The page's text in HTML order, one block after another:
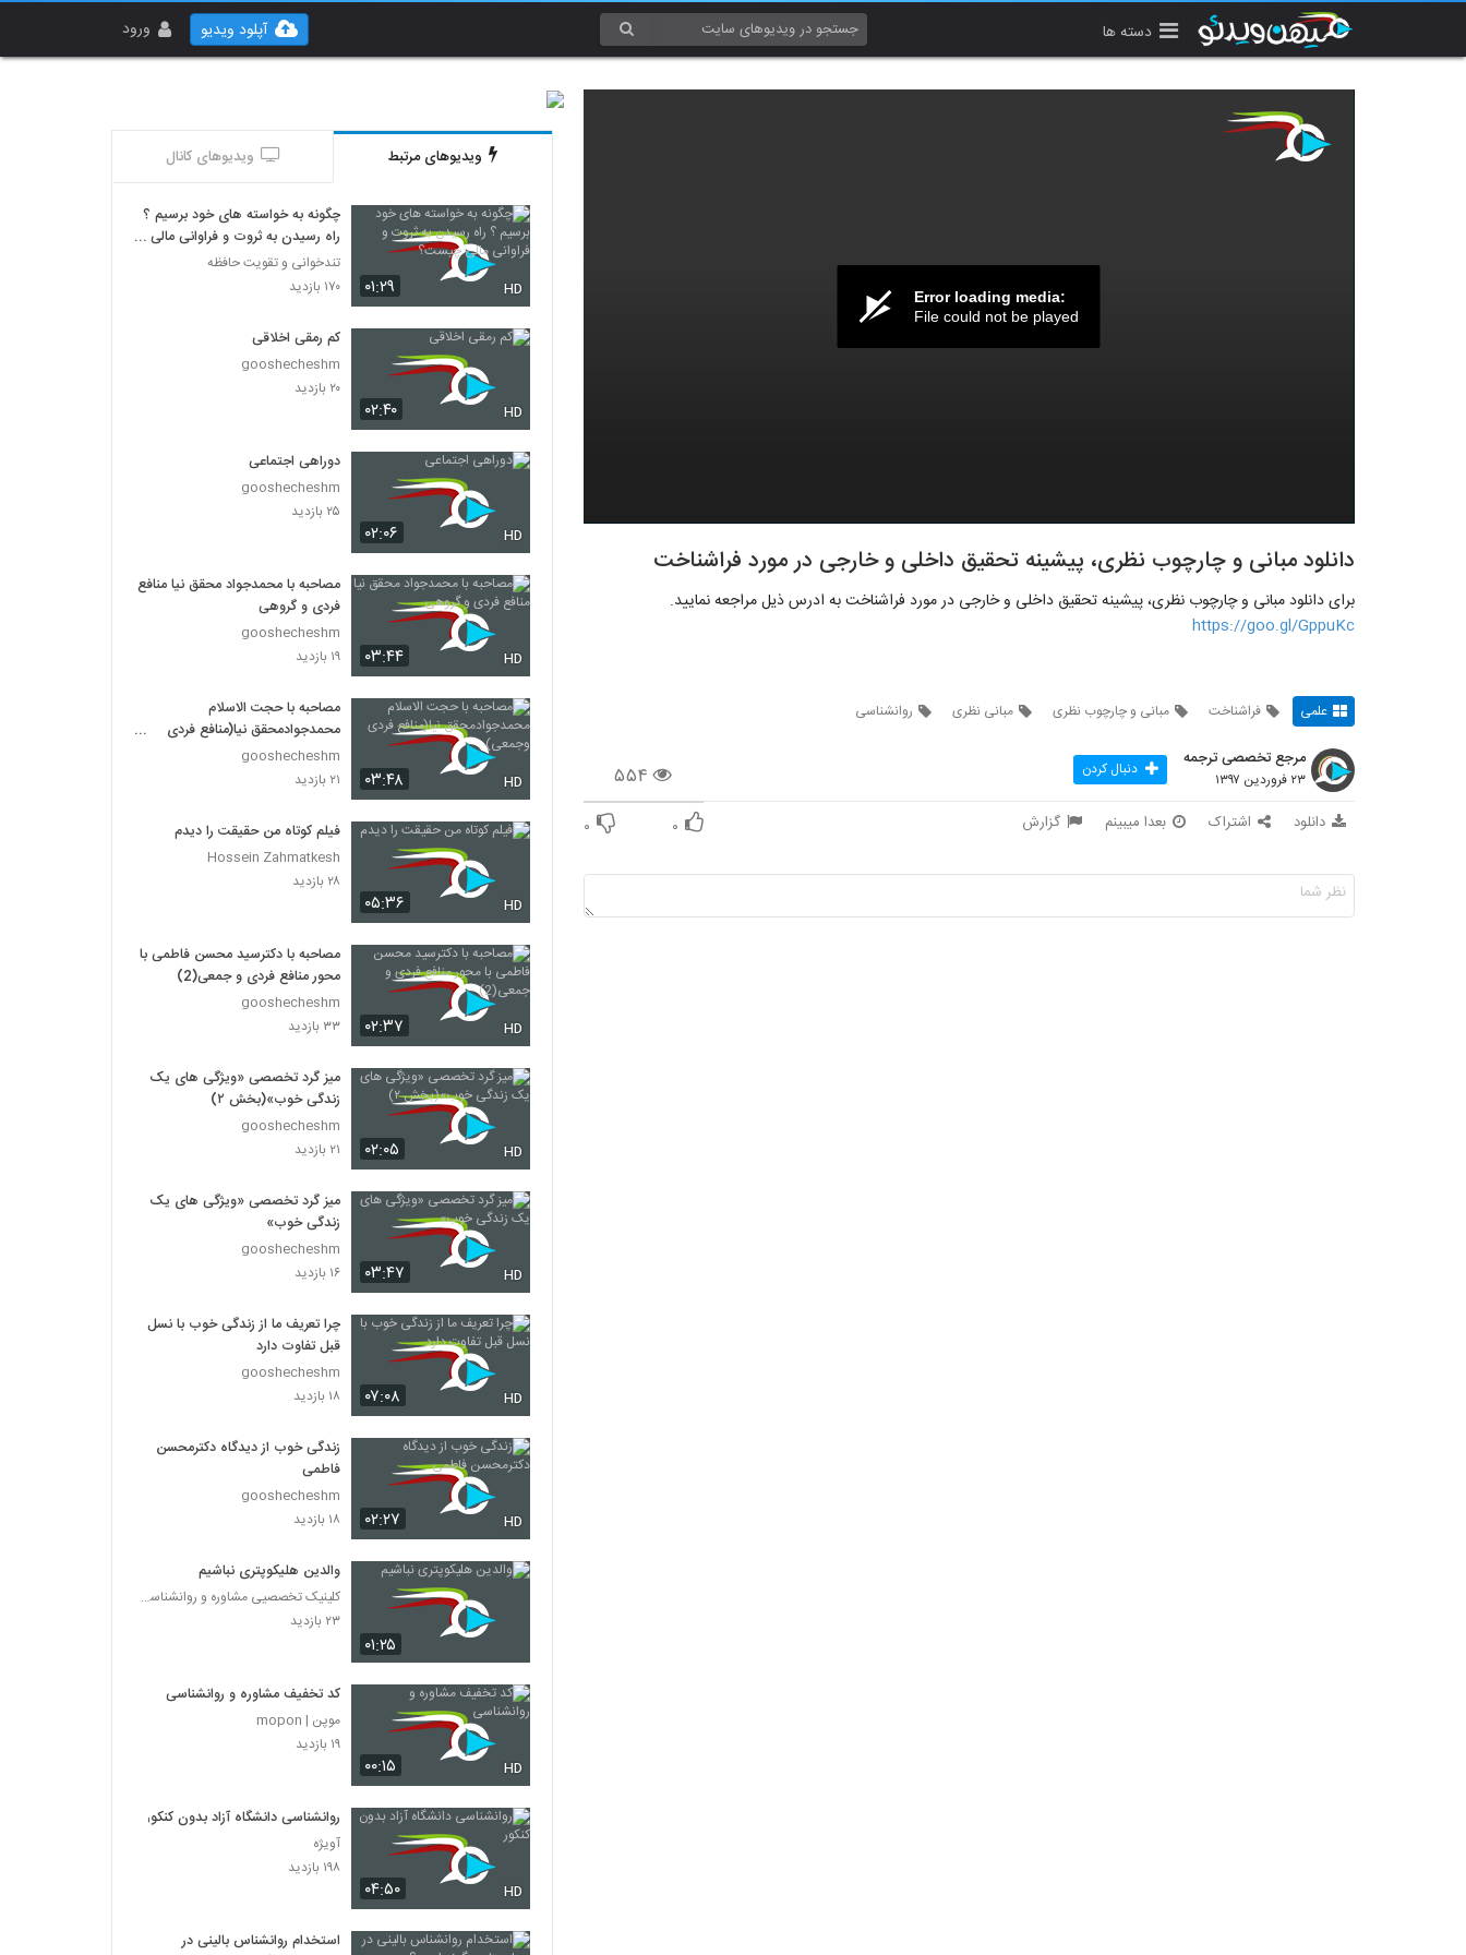
دسته ها ورود آپلود ویدیو
Error loading media:
File could not be played
دانلود مبانی و چارچوب نظری، پیشینه تحقیق داخلی و خارجی در مورد فراشناخت
برای دانلود مبانی و چارچوب نظری، پیشینه تحقیق داخلی و خارجی در مورد فراشناخت به ادرس ذیل مراجعه نمایید.
https://goo.gl/GppuKc
علمی فراشناخت مبانی و چارچوب نظری مبانی نظری روانشناسی
۵۵۴
مرجع تخصصی ترجمه
۲۳ فروردین ۱۳۹۷ دنبال کردن
دانلود اشتراک بعدا میبینم گزارش ۰ ۰
ویدیوهای مرتبط ویدیوهای کانال
۰۱:۲۹ HD
چگونه به خواسته های خود برسیم ؟
راه رسیدن به ثروت و فراوانی مالی
چیست؟
تندخوانی و تقویت حافظه
۱۷۰ بازدید
۰۲:۴۰ HD
کم رمقی اخلاقی
gooshecheshm
۲۰ بازدید
۰۲:۰۶ HD
دوراهی اجتماعی
gooshecheshm
۲۵ بازدید
۰۳:۴۴ HD
مصاحبه با محمدجواد محقق نیا منافع
فردی و گروهی
gooshecheshm
۱۹ بازدید
۰۳:۴۸ HD
مصاحبه با حجت الاسلام
محمدجوادمحقق نیا(منافع فردی
وجمعی)
gooshecheshm
۲۱ بازدید
۰۵:۳۶ HD
فیلم کوتاه من حقیقت را دیدم
Hossein Zahmatkesh
۲۸ بازدید
۰۲:۳۷ HD
مصاحبه با دکترسید محسن فاطمی با
محور منافع فردی و جمعی(2)
gooshecheshm
۳۳ بازدید
۰۲:۰۵ HD
میز گرد تخصصی «ویژگی های یک
زندگی خوب»(بخش ۲)
gooshecheshm
۲۱ بازدید
۰۳:۴۷ HD
میز گرد تخصصی «ویژگی های یک
زندگی خوب»
gooshecheshm
۱۶ بازدید
۰۷:۰۸ HD
چرا تعریف ما از زندگی خوب با نسل
قبل تفاوت دارد
gooshecheshm
۱۸ بازدید
۰۲:۲۷ HD
زندگی خوب از دیدگاه دکترمحسن
فاطمی
gooshecheshm
۱۸ بازدید
۰۱:۲۵
والدین هلیکوپتری نباشیم
کلینیک تخصصیی مشاوره و روانشناسی خانواده ایرانی
۲۳ بازدید
۰۰:۱۵ HD
کد تخفیف مشاوره و روانشناسی
موپن | mopon
۱۹ بازدید
۰۴:۵۰ HD
روانشناسی دانشگاه آزاد بدون کنکور
آویژه
۱۹۸ بازدید
استخدام روانشناس بالینی در